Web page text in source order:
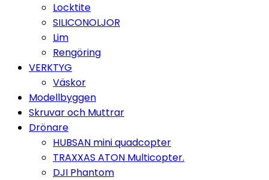
Locktite
SILICONOLJOR
Lim
Rengöring
VERKTYG
Väskor
Modellbyggen
Skruvar och Muttrar
Drönare
HUBSAN mini quadcopter
TRAXXAS ATON Multicopter.
DJI Phantom